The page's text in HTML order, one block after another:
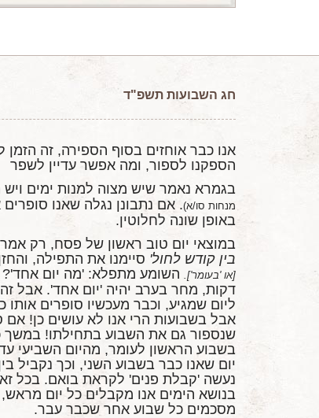
חג השבועות תשפ"ד
אנו כבר אוחזים בסוף הספירה, זה
הספקנו לספור, ומה אפשר עדיין לשפר
בגמרא נאמר שיש מצוה למנות ימים
מנחות סו/א). אם נתבונן נגלה שאנו
באופן שונה לחלוטין.
במוצאי יום טוב ראשון של פסח, רק
בין קודש לחול' סיימנו את התפילה,
[או 'בעומר'].
השומע מתפלא: 'מה יום
דקות, מחר בערב יהיה 'יום אחד'. אבל
ליום שמגיע, וכבר מעכשיו סופרים
אבל בשבועות הרי אנו לא עושים כן! אם
שנספור גם את השבוע בתחילתו! במשך
בשבוע הראשון לעומר, מהיום השביעי
יום שאנו כבר בשבוע השני, וכך נקביל
נעשה 'קבלת פנים' לקראת בואם. בכל
בנושא הימים אנו מקבלים כל יום מראש,
מסכמים כל שבוע אחר שכבר עבר.